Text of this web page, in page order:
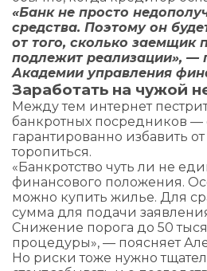
«Банк не просто
средства. Поэтому он
от того, сколько заемщик
подлежит реализации», —
Академии управления
Заработать на чужой
Между тем интернет
банкротных посредников
гарантированно избавить
торопиться.
«Банкротство чуть ли не
финансового положения.
можно купить жилье. Для
сумма для подачи
Снижение порога до 50
процедуры», — поясняет
Но риски тоже нужно